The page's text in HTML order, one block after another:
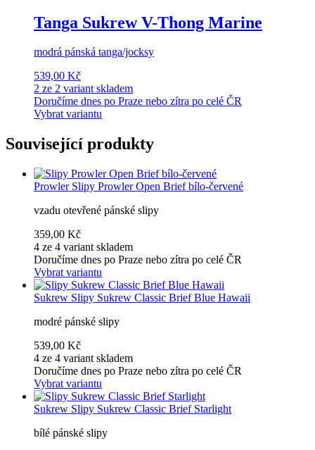
Tanga Sukrew V-Thong Marine
modrá pánská tanga/jocksy
539,00 Kč
2 ze 2 variant skladem
Doručíme dnes po Praze nebo zítra po celé ČR
Vybrat variantu
Související produkty
Prowler Slipy Prowler Open Brief bílo-červené
vzadu otevřené pánské slipy
359,00 Kč
4 ze 4 variant skladem
Doručíme dnes po Praze nebo zítra po celé ČR
Vybrat variantu
Sukrew Slipy Sukrew Classic Brief Blue Hawaii
modré pánské slipy
539,00 Kč
4 ze 4 variant skladem
Doručíme dnes po Praze nebo zítra po celé ČR
Vybrat variantu
Sukrew Slipy Sukrew Classic Brief Starlight
bílé pánské slipy